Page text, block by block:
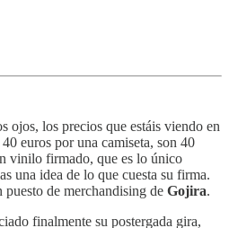
ojos, los precios que estáis viendo en
euros por una camiseta, son 40
vinilo firmado, que es lo único
una idea de lo que cuesta su firma.
puesto de merchandising de Gojira.
finalmente su postergada gira,